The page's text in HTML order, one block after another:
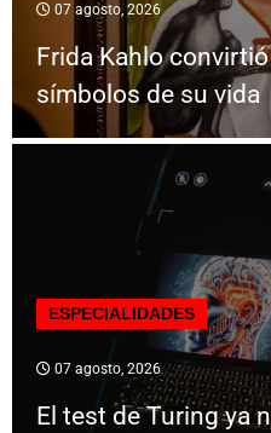
07 agosto, 2026
Frida Kahlo
símbolos de su vida
ESPECIALIDADES
07 agosto, 2026
El test de Turing ya